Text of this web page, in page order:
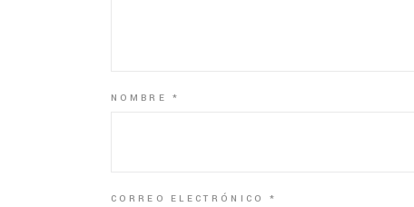
NOMBRE*
CORREO ELECTRÓNICO *